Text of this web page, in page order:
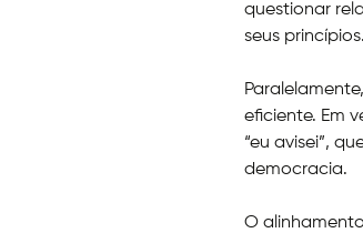
questionar
seus princípios.
eficiente. Em
“eu avisei”,
democracia.
O